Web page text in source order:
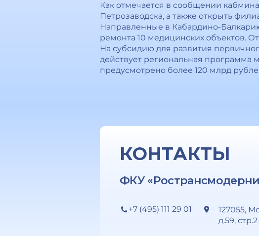
Как отмечается в сообщении
Петрозаводска, а также открыть
Направленные в Кабардино-
ремонта 10 медицинских объектов.
На субсидию для развития
действует региональная программа
предусмотрено более 120 млрд
КОНТАКТЫ
ФКУ
+7 (495) 111 29 01
127055,
д.59,